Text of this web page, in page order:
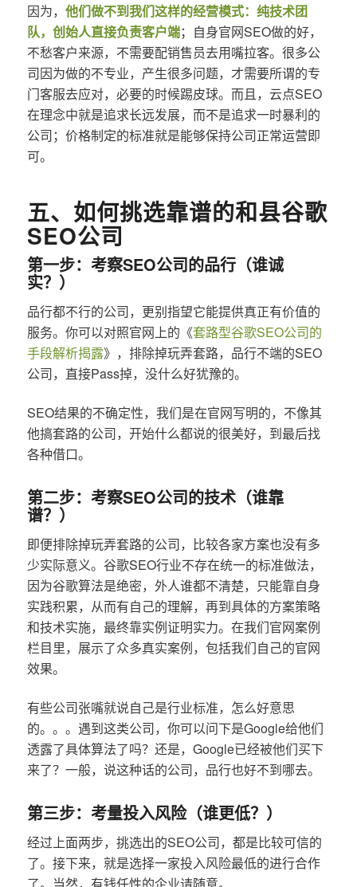
因为， 他们做不到我们这样的经营模式：纯技术团
队，创始人直接负责客户端；自身官网SEO做的好，
不愁客户来源，不需要配销售员去用嘴拉客。很多公
司因为做的不专业，产生很多问题，才需要所谓的专
门客服去应对，必要的时候踢皮球。而且，云点SEO
在理念中就是追求长远发展，而不是追求一时暴利的
公司；价格制定的标准就是能够保持公司正常运营即
可。
五、如何挑选靠谱的和县谷歌
SEO公司
第一步：考察SEO公司的品行（谁诚
实？）
品行都不行的公司，更别指望它能提供真正有价值的
服务。你可以对照官网上的《套路型谷歌SEO公司的
手段解析揭露》，排除掉玩弄套路，品行不端的SEO
公司，直接Pass掉，没什么好犹豫的。
SEO结果的不确定性，我们是在官网写明的，不像其
他搞套路的公司，开始什么都说的很美好，到最后找
各种借口。
第二步：考察SEO公司的技术（谁靠
谱？）
即便排除掉玩弄套路的公司，比较各家方案也没有多
少实际意义。谷歌SEO行业不存在统一的标准做法，
因为谷歌算法是绝密，外人谁都不清楚，只能靠自身
实践积累，从而有自己的理解，再到具体的方案策略
和技术实施，最终靠实例证明实力。在我们官网案例
栏目里，展示了众多真实案例，包括我们自己的官网
效果。
有些公司张嘴就说自己是行业标准，怎么好意思
的。。。遇到这类公司，你可以问下是Google给他们
透露了具体算法了吗？还是，Google已经被他们买下
来了？一般，说这种话的公司，品行也好不到哪去。
第三步：考量投入风险（谁更低？）
经过上面两步，挑选出的SEO公司，都是比较可信的
了。接下来，就是选择一家投入风险最低的进行合作